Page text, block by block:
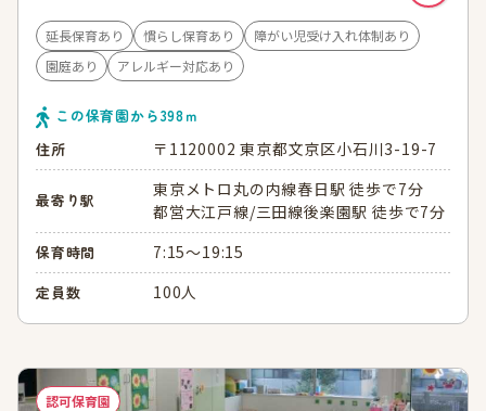
延長保育あり 慣らし保育あり
障がい児受け入れ体制あり
園庭あり
アレルギー対応あり
この保育園から398ｍ
住所
〒1120002 東京都文京区小石川3-19-7
最寄り駅
東京メトロ丸の内線春日駅 徒歩で7分
都営大江戸線/三田線後楽園駅 徒歩で7分
保育時間 7:15～19:15
定員数 100人
認可保育園